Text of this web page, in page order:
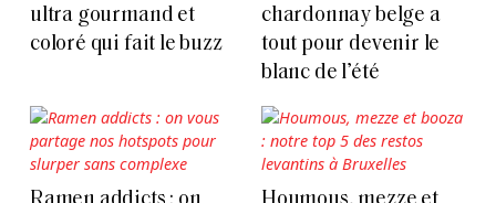
ultra gourmand et
coloré qui fait le buzz
chardonnay belge a
tout pour devenir le
blanc de l’été